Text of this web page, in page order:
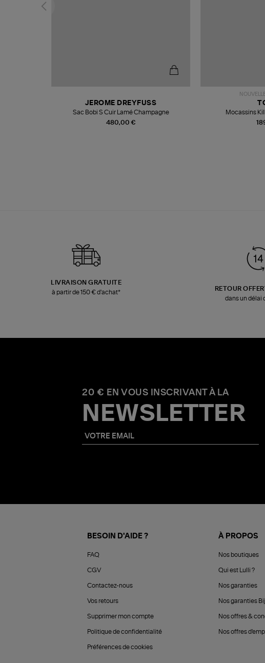
480,00 €
JEROME DREYFUSS
Sac Bobi S Cuir Lamé Champagne Mocassins
LIVRAISON GRATUITE
à partir de 150 € d'achat*
RETOUR
dans un délai
20 € EN VOUS INSCRIVANT À LA
NEWSLETTER
BESOIN D'AIDE ?
FAQ
CGV
Contactez-nous
Vos retours
Supprimer mon compte
Politique de confidentialité
Préférences de cookies
À PROPOS
Nos boutiques
Qui est Lulli ?
Nos garanties
Nos garanties
Nos offres &
Nos offres